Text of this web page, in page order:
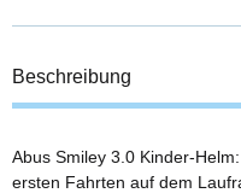
Beschreibung
Abus Smiley 3.0 Kinder-
ersten Fahrten auf dem